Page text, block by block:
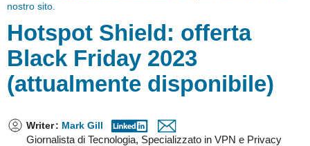
nostro sito.
Hotspot Shield: offerta
Black Friday 2023
(attualmente disponibile)
Writer: Mark Gill
Giornalista di Tecnologia, Specializzato in VPN e Privacy